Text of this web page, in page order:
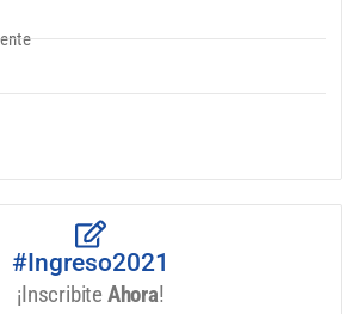
#Ingreso2021
¡Inscribite Ahora!